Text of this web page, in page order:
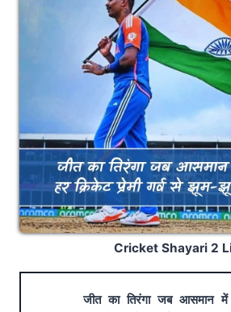
Cricket Shayari 2
जीत का तिरंगा जब आसमान में